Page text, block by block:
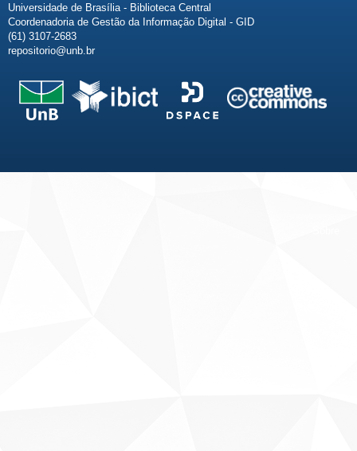
Universidade de Brasília - Biblioteca Central
Coordenadoria de Gestão da Informação Digital - GID
(61) 3107-2683
repositorio@unb.br